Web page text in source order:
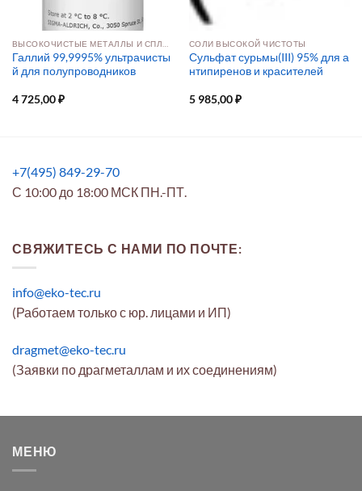
Галлий 99,9995% ультрачисты
й для полупроводников
4 725,00₽
СОЛИ ВЫСОКОЙ ЧИСТОТЫ
Сульфат сурьмы(III) 95% для а
нтипиренов и красителей
5 985,00₽
+7(495) 849-29-70
С 10:00 до 18:00 МСК ПН.-ПТ.
СВЯЖИТЕСЬ С НАМИ ПО ПОЧТЕ:
info@eko-tec.ru
(Работаем только с юр. лицами и ИП)
dragmet@eko-tec.ru
(Заявки по драгметаллам и их соединениям)
МЕНЮ